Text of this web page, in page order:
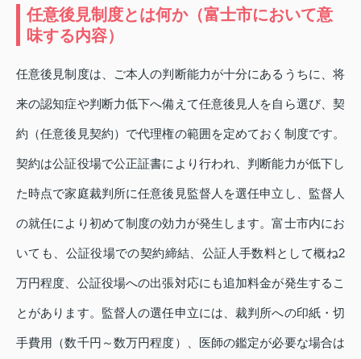
任意後見制度とは何か（富士市において意
味する内容）
任意後見制度は、ご本人の判断能力が十分にあるうちに、将
来の認知症や判断力低下へ備えて任意後見人を自ら選び、契
約（任意後見契約）で代理権の範囲を定めておく制度です。
契約は公証役場で公正証書により行われ、判断能力が低下し
た時点で家庭裁判所に任意後見監督人を選任申立し、監督人
の就任により初めて制度の効力が発生します。富士市内にお
いても、公証役場での契約締結、公証人手数料として概ね2
万円程度、公証役場への出張対応にも追加料金が発生するこ
とがあります。監督人の選任申立には、裁判所への印紙・切
手費用（数千円～数万円程度）、医師の鑑定が必要な場合は